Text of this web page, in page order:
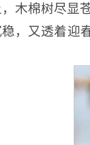
木棉树尽显
，又透着迎